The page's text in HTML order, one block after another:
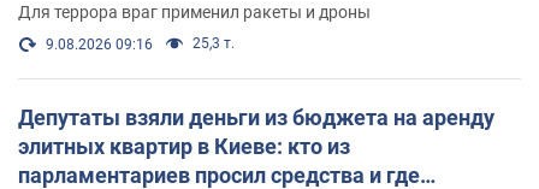
Для террора враг применил ракеты и дроны
9.08.2026 09:16 25,3 т.
Депутаты взяли деньги из бюджета на аренду
элитных квартир в Киеве: кто из
парламентариев просил средства и где